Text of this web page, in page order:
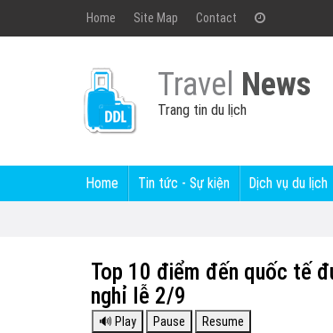
Home Site Map Contact
Travel News
Trang tin du lịch
Home Tin tức - Sự kiện Dịch vụ du lịch
Top 10 điểm đến quốc tế
nghỉ lễ 2/9